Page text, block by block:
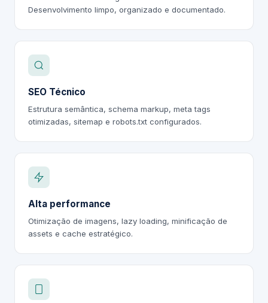
Desenvolvimento limpo, organizado e documentado.
SEO Técnico
Estrutura semântica, schema markup, meta tags
otimizadas, sitemap e robots.txt configurados.
Alta performance
Otimização de imagens, lazy loading, minificação de
assets e cache estratégico.